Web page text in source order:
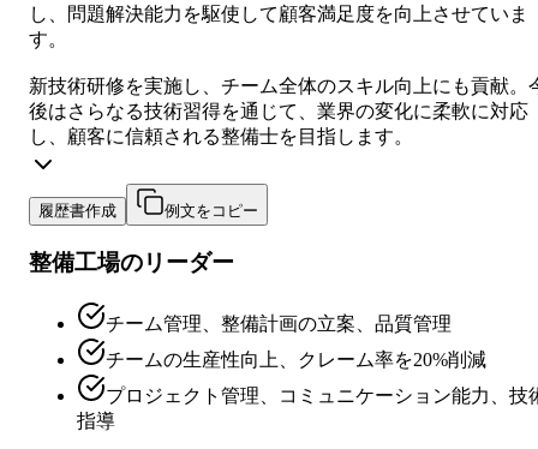
し、問題解決能力を駆使して顧客満足度を向上させていま
す。
新技術研修を実施し、チーム全体のスキル向上にも貢献。
後はさらなる技術習得を通じて、業界の変化に柔軟に対応
し、顧客に信頼される整備士を目指します。
履歴書作成 例文をコピー
整備工場のリーダー
チーム管理、整備計画の立案、品質管理
チームの生産性向上、クレーム率を20%削減
プロジェクト管理、コミュニケーション能力、技
指導